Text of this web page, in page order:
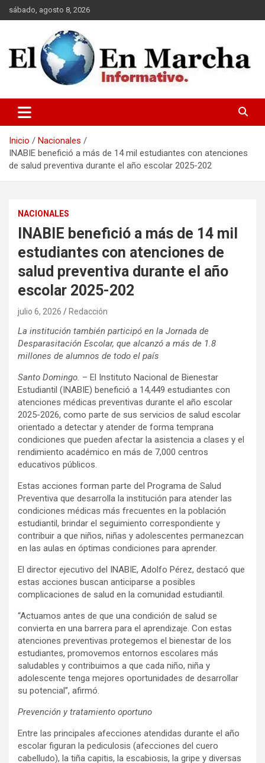
Saltar
al
sábado, agosto 8, 2026
elmundoenmarcha.net
Inicio
Nacionales
INABIE benefició a más de 14 mil estudiantes con atenciones
de salud preventiva durante el año escolar 2025-202
NACIONALES
INABIE benefició a más de 14 mil
estudiantes con atenciones de
salud preventiva durante el año
escolar 2025-202
julio 6, 2026 Redacción
La institución también participó en la Jornada de
Desparasitación Escolar, que alcanzó a más de 1.8
millones de alumnos de todo el país
Santo Domingo. – El Instituto Nacional de Bienestar
Estudiantil (INABIE) benefició a 14,449 estudiantes con
atenciones médicas preventivas durante el año escolar
2025-2026, como parte de sus servicios de salud escolar
orientado a detectar y atender de forma temprana
condiciones que pueden afectar la asistencia a clases y el
rendimiento académico en más de 7,000 centros
educativos públicos.
Estas acciones forman parte del Programa de Salud
Preventiva que desarrolla la institución para atender las
condiciones médicas más frecuentes en la población
estudiantil, brindar el seguimiento correspondiente y
contribuir a que niños, niñas y adolescentes permanezcan
en las aulas en óptimas condiciones para aprender.
El director ejecutivo del INABIE, Adolfo Pérez, destacó que
estas acciones buscan anticiparse a posibles
complicaciones de salud en la comunidad estudiantil.
“Actuamos antes de que una condición de salud se
convierta en una barrera para el aprendizaje. Con estas
atenciones preventivas protegemos el bienestar de los
estudiantes, promovemos entornos escolares más
saludables y contribuimos a que cada niño, niña y
adolescente tenga mejores oportunidades de desarrollar
su potencial”, afirmó.
Prevención y tratamiento oportuno
Entre las principales afecciones atendidas durante el año
escolar figuran la pediculosis (afecciones del cuero
cabelludo), la tiña capitis, la escabiosis, la gripe y diversas